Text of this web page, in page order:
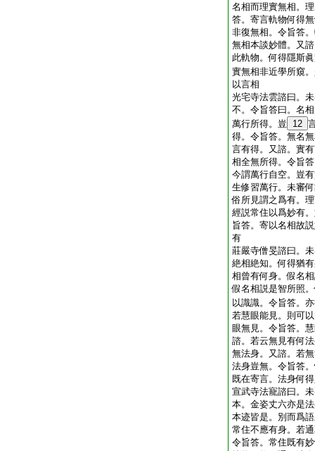
名相而理實無相。
答。寄言軌物何得
非復無相。令旨答
無相本談妙體。又
此軌物。何得隱斯
實無相非近學所窺
以言相
光宅寺法雲諮曰。
不。令旨答曰。名
萬行所得。豈
12
得。令旨答。無名
言有得。又諮。實
相全無所得。令旨
今謂萬行自空。豈
生修習萬行。未審
俗所見謂之爲有。
經説常住以爲妙有
旨答。寄以名相故
有
莊嚴寺僧旻諮曰。
絶相絶知。何得猶
相曾有何身。假名
假名相説是智所照
以識識。令旨答。
若慧眼能見。則可
眼無見。令旨答。
諮。若云無見有何
無法身。又諮。若
法身豈無。令旨答
既在寄言。法身何
宣武寺法寵諮曰。
本。金姿丈六亦是
本迹皆是。別而爲
常住不應有身。若
令旨答。常住既有